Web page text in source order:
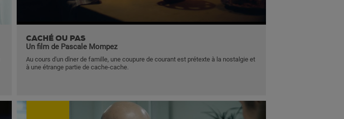
CACHÉ OU PAS
Un film de Pascale Mompez
Au cours d'un dîner de famille, une coupure de courant est prétexte à la nostalgie et
à une étrange partie de cache-cache.